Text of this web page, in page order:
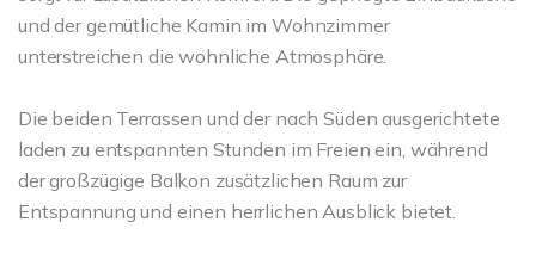
und der gemütliche Kamin im Wohnzimmer
unterstreichen die wohnliche Atmosphäre.
Die beiden Terrassen und der nach Süden ausgerichtete
laden zu entspannten Stunden im Freien ein, während
der großzügige Balkon zusätzlichen Raum zur
Entspannung und einen herrlichen Ausblick bietet.